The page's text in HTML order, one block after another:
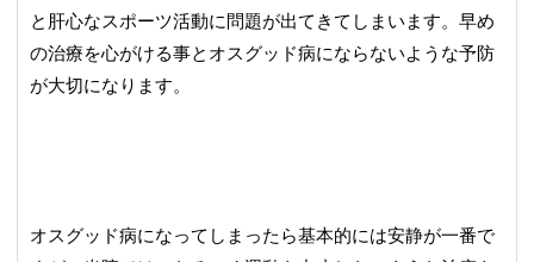
と肝心なスポーツ活動に問題が出てきてしまいます。早め
の治療を心がける事とオスグッド病にならないような予防
が大切になります。
オスグッド病になってしまったら基本的には安静が一番で